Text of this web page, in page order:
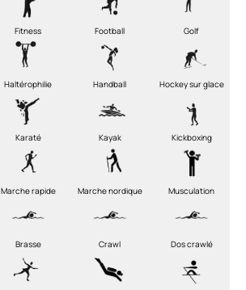
Fitness Football Golf
Haltérophilie Handball Hockey sur glace
Karaté Kayak Kickboxing
Marche rapide Marche nordique Musculation
Brasse Crawl Dos crawlé